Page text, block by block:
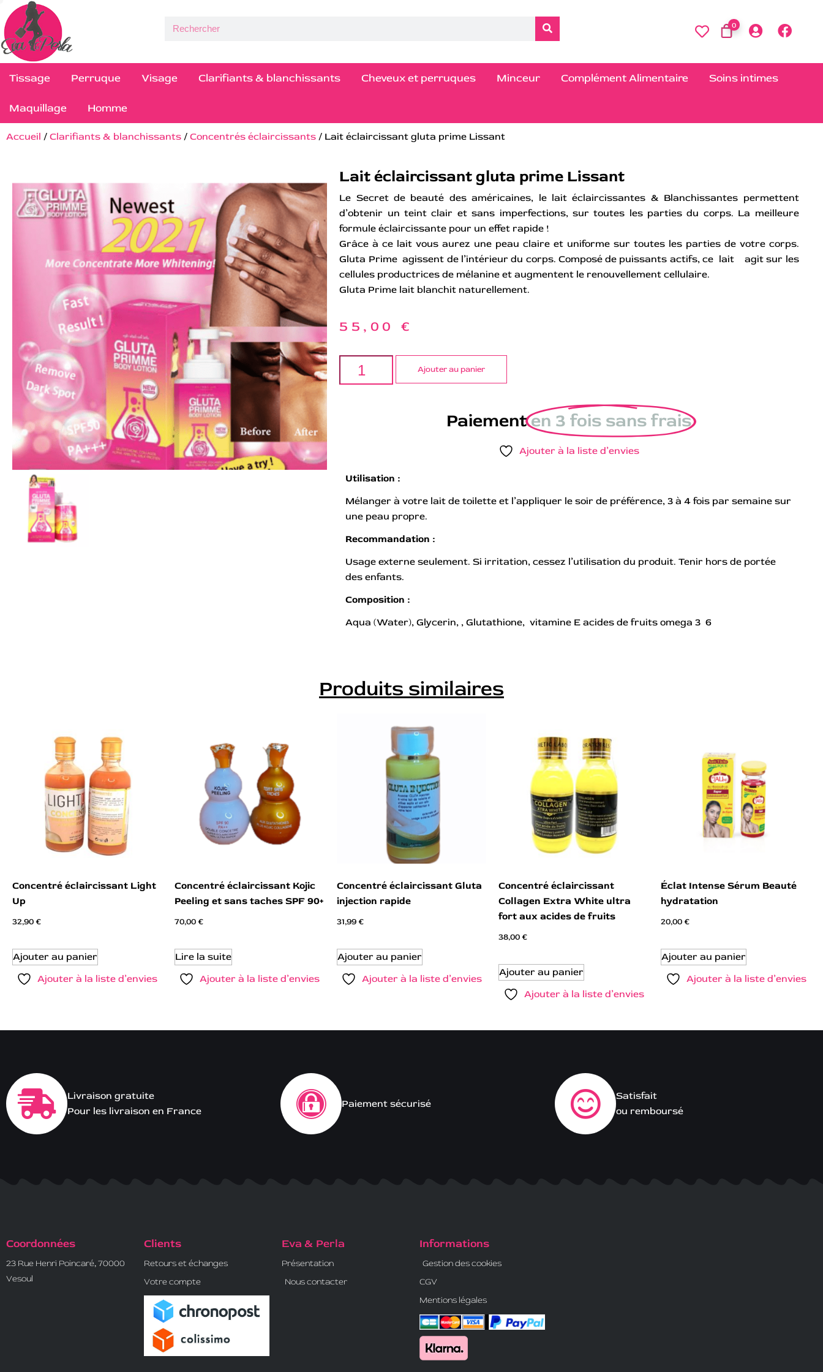
0
Tissage Perruque Visage Clarifiants & blanchissants Cheveux et perruques Minceur Complément Alimentaire Soins intimes
Maquillage Homme
Accueil / Clarifiants & blanchissants / Concentrés éclaircissants / Lait éclaircissant gluta prime Lissant
Lait éclaircissant gluta prime Lissant
Le Secret de beauté des américaines, le lait éclaircissantes & Blanchissantes permettent
d’obtenir un teint clair et sans imperfections, sur toutes les parties du corps. La meilleure
formule éclaircissante pour un effet rapide !
Grâce à ce lait vous aurez une peau claire et uniforme sur toutes les parties de votre corps.
Gluta Prime agissent de l’intérieur du corps. Composé de puissants actifs, ce lait agit sur les
cellules productrices de mélanine et augmentent le renouvellement cellulaire.
Gluta Prime lait blanchit naturellement.
55,00 €
Ajouter au panier
Paiementen 3 fois sans frais
Ajouter à la liste d’envies
Utilisation :
Mélanger à votre lait de toilette et l’appliquer le soir de préférence, 3 à 4 fois par semaine sur
une peau propre.
Recommandation :
Usage externe seulement. Si irritation, cessez l’utilisation du produit. Tenir hors de portée
des enfants.
Composition :
Aqua (Water), Glycerin, , Glutathione, vitamine E acides de fruits omega 3 6
Produits similaires
Concentré éclaircissant Light
Up
32,90€
Ajouter au panier
Ajouter à la liste d’envies
Concentré éclaircissant Kojic
Peeling et sans taches SPF 90+
70,00€
Lire la suite
Ajouter à la liste d’envies
Concentré éclaircissant Gluta
injection rapide
31,99€
Ajouter au panier
Ajouter à la liste d’envies
Concentré éclaircissant
Collagen Extra White ultra
fort aux acides de fruits
38,00€
Ajouter au panier
Ajouter à la liste d’envies
Éclat Intense Sérum Beauté
hydratation
20,00€
Ajouter au panier
Ajouter à la liste d’envies
Livraison gratuite
Pour les livraison en France
Paiement sécurisé
Satisfait
ou remboursé
Coordonnées
23 Rue Henri Poincaré, 70000
Vesoul
Clients
Retours et échanges
Votre compte
Eva & Perla
Présentation
Nous contacter
Informations
Gestion des cookies
CGV
Mentions légales